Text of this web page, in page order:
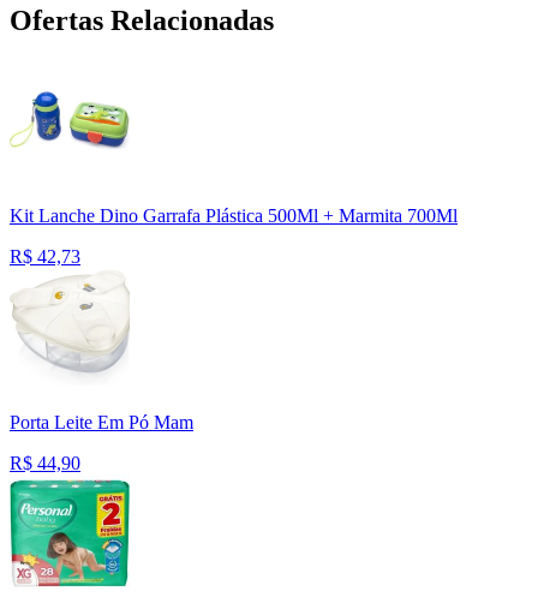
Ofertas Relacionadas
Kit Lanche Dino Garrafa Plástica 500Ml + Marmita 700Ml
R$ 42,73
Porta Leite Em Pó Mam
R$ 44,90